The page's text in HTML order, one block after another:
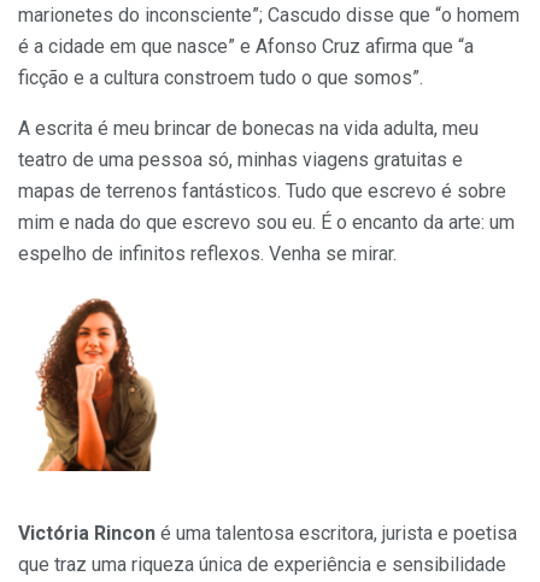
marionetes do inconsciente”; Cascudo disse que “o homem
é a cidade em que nasce” e Afonso Cruz afirma que “a
ficção e a cultura constroem tudo o que somos”.
A escrita é meu brincar de bonecas na vida adulta, meu
teatro de uma pessoa só, minhas viagens gratuitas e
mapas de terrenos fantásticos. Tudo que escrevo é sobre
mim e nada do que escrevo sou eu. É o encanto da arte: um
espelho de infinitos reflexos. Venha se mirar.
Victória Rincon é uma talentosa escritora, jurista e poetisa
que traz uma riqueza única de experiência e sensibilidade